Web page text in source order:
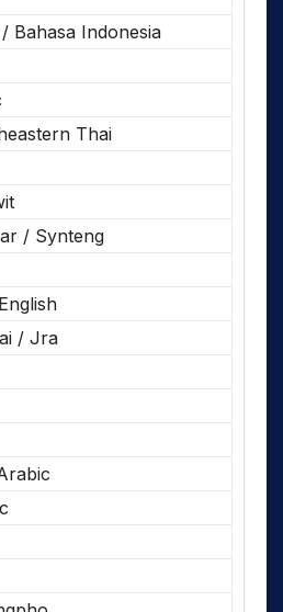
Bahasa Indonesia
Thai
/ Synteng
/ Jra